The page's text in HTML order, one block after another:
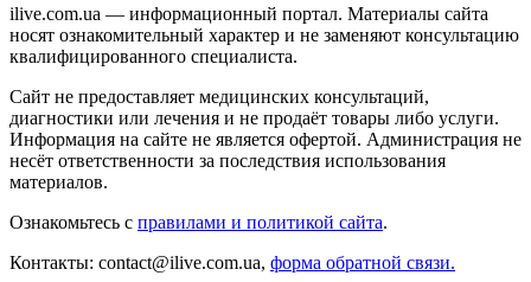
ilive.com.ua — информационный портал. Материалы сайта
носят ознакомительный характер и не заменяют консультацию
квалифицированного специалиста.
Сайт не предоставляет медицинских консультаций,
диагностики или лечения и не продаёт товары либо услуги.
Информация на сайте не является офертой. Администрация не
несёт ответственности за последствия использования
материалов.
Ознакомьтесь с правилами и политикой сайта.
Контакты: contact@ilive.com.ua, форма обратной связи.